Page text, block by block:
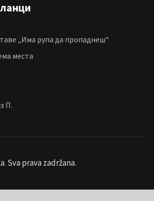
„Има рупа да пропаднеш“
места
П.
Sva prava zadržana.